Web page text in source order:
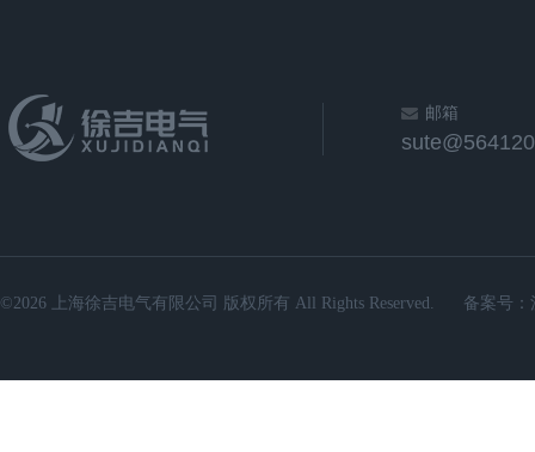
邮箱
©2026 上海徐吉电气有限公司 版权所有 All Rights Reserved. 备案号：